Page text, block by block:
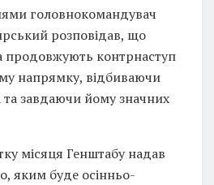
головнокомандувач
розповідав, що
продовжують контрнаступ
напрямку, відбиваючи
завдаючи йому значних
місяця Генштабу надав
яким буде осінньо-